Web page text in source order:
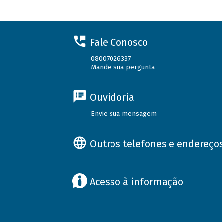
Fale Conosco
08007026337
Mande sua pergunta
Ouvidoria
Envie sua mensagem
Outros telefones e
Acesso à informação